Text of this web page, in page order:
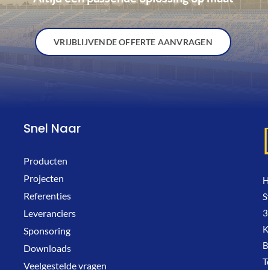
VRIJBLIJVENDE OFFERTE AANVRAGEN
Snel Naar
Producten
Projecten
Referenties
Leveranciers
Sponsoring
Downloads
Veelgestelde vragen